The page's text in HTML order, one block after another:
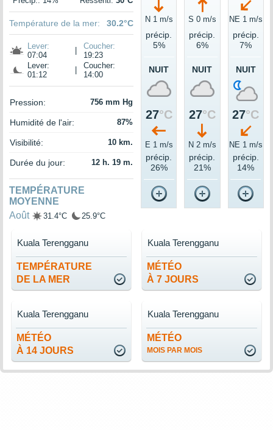
Température de la mer: 30.2°C
Lever:
07:04
Coucher:
19:23
Lever:
01:12
Coucher:
14:00
Pression: 756 mm Hg
Humidité de l'air: 87%
Visibilité: 10 km.
Durée du jour: 12 h. 19 m.
TEMPÉRATURE
MOYENNE
Août
31.4°C 25.9°C
N 1 m/s
précip.
5%
NUIT
27°C
E 1 m/s
précip.
26%
S 0 m/s
précip.
6%
NUIT
27°C
N 2 m/s
précip.
21%
NE 1 m/s
précip.
7%
NUIT
27°C
NE 1 m/s
précip.
14%
TEMPÉRATURE
DE LA MER
Kuala Terengganu
MÉTÉO
À 7 JOURS
Kuala Terengganu
MÉTÉO
À 14 JOURS
Kuala Terengganu
MÉTÉO
MOIS PAR MOIS
Kuala Terengganu